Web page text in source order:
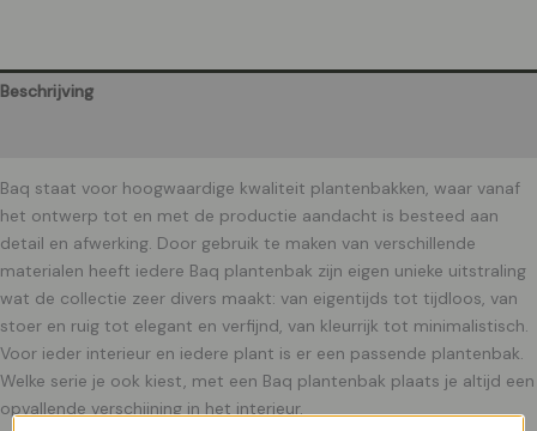
Beschrijving
Baq staat voor hoogwaardige kwaliteit plantenbakken, waar vanaf
het ontwerp tot en met de productie aandacht is besteed aan
detail en afwerking. Door gebruik te maken van verschillende
materialen heeft iedere Baq plantenbak zijn eigen unieke uitstraling
wat de collectie zeer divers maakt: van eigentijds tot tijdloos, van
stoer en ruig tot elegant en verfijnd, van kleurrijk tot minimalistisch.
Voor ieder interieur en iedere plant is er een passende plantenbak.
Welke serie je ook kiest, met een Baq plantenbak plaats je altijd een
opvallende verschijning in het interieur.